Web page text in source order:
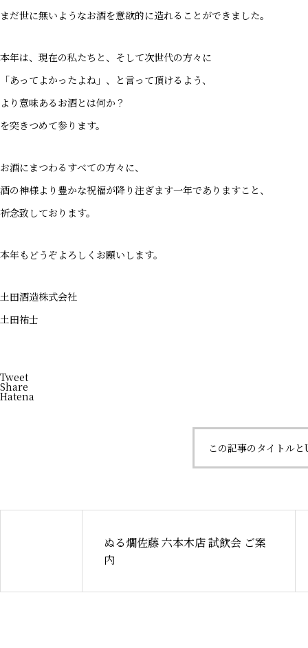
まだ世に無いようなお酒を意欲的に造れることができました。
本年は、現在の私たちと、そして次世代の方々に
「あってよかったよね」、と言って頂けるよう、
より意味あるお酒とは何か？
を突きつめて参ります。
お酒にまつわるすべての方々に、
酒の神様より豊かな祝福が降り注ぎます一年でありますこと、
祈念致しております。
本年もどうぞよろしくお願いします。
土田酒造株式会社
土田祐士
Tweet
Share
Hatena
この記事のタイトル
ぬる燗佐藤 六本木店 試飲会 ご案
内